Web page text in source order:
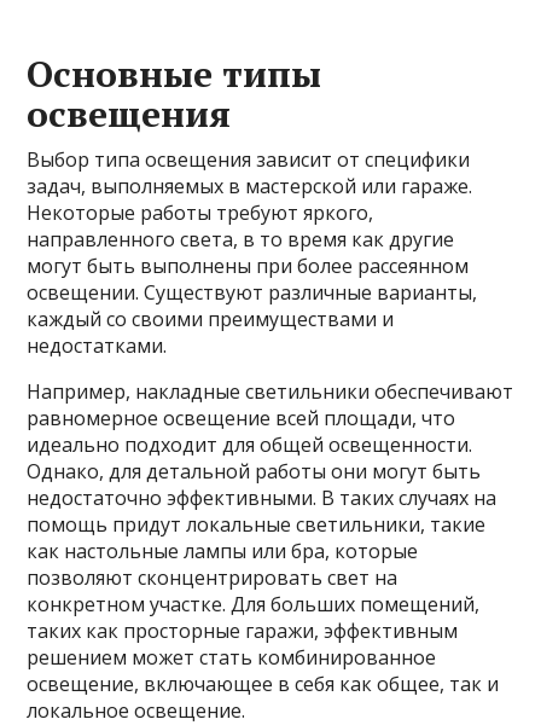
Основные типы
освещения
Выбор типа освещения зависит от специфики
задач, выполняемых в мастерской или гараже.
Некоторые работы требуют яркого,
направленного света, в то время как другие
могут быть выполнены при более рассеянном
освещении. Существуют различные варианты,
каждый со своими преимуществами и
недостатками.
Например, накладные светильники обеспечивают
равномерное освещение всей площади, что
идеально подходит для общей освещенности.
Однако, для детальной работы они могут быть
недостаточно эффективными. В таких случаях на
помощь придут локальные светильники, такие
как настольные лампы или бра, которые
позволяют сконцентрировать свет на
конкретном участке. Для больших помещений,
таких как просторные гаражи, эффективным
решением может стать комбинированное
освещение, включающее в себя как общее, так и
локальное освещение.